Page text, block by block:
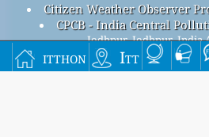
itthon Itt
Citizen Weather Observer
CPCB - India Central
Jodhpur, Jodhpur, India
Jodhpur, Jodhpur overall air
Jodhpur, Jodhpur PM 2.5
(fine